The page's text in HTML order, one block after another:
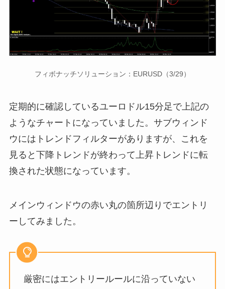
フィボナッチソリューション：EURUSD（3/29）
定期的に確認しているユーロドル15分足で上記の
ようなチャートになっていました。サブウィンド
ウにはトレンドフィルターがありますが、これを
見ると下降トレンドが終わって上昇トレンドに転
換された状態になっています。
メインウィンドウの赤い丸の箇所辺りでエントリ
ーしてみました。
厳密にはエントリールールに沿っていない